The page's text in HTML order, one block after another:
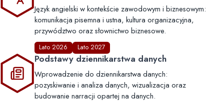
Język angielski w kontekście zawodowym i biznesowym:
komunikacja pisemna i ustna, kultura organizacyjna,
przywództwo oraz słownictwo biznesowe.
Lato 2026 Lato 2027
Podstawy dziennikarstwa danych
Wprowadzenie do dziennikarstwa danych:
pozyskiwanie i analiza danych, wizualizacja oraz
budowanie narracji opartej na danych.